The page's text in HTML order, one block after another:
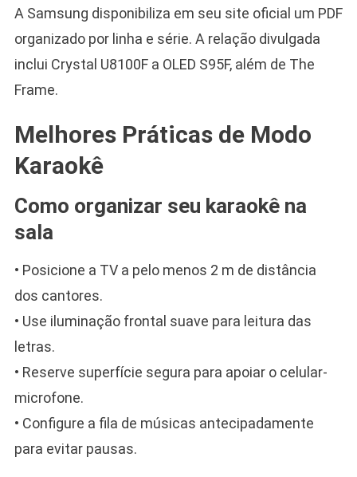
A Samsung disponibiliza em seu site oficial um PDF
organizado por linha e série. A relação divulgada
inclui Crystal U8100F a OLED S95F, além de The
Frame.
Melhores Práticas de Modo
Karaokê
Como organizar seu karaokê na
sala
• Posicione a TV a pelo menos 2 m de distância
dos cantores.
• Use iluminação frontal suave para leitura das
letras.
• Reserve superfície segura para apoiar o celular-
microfone.
• Configure a fila de músicas antecipadamente
para evitar pausas.